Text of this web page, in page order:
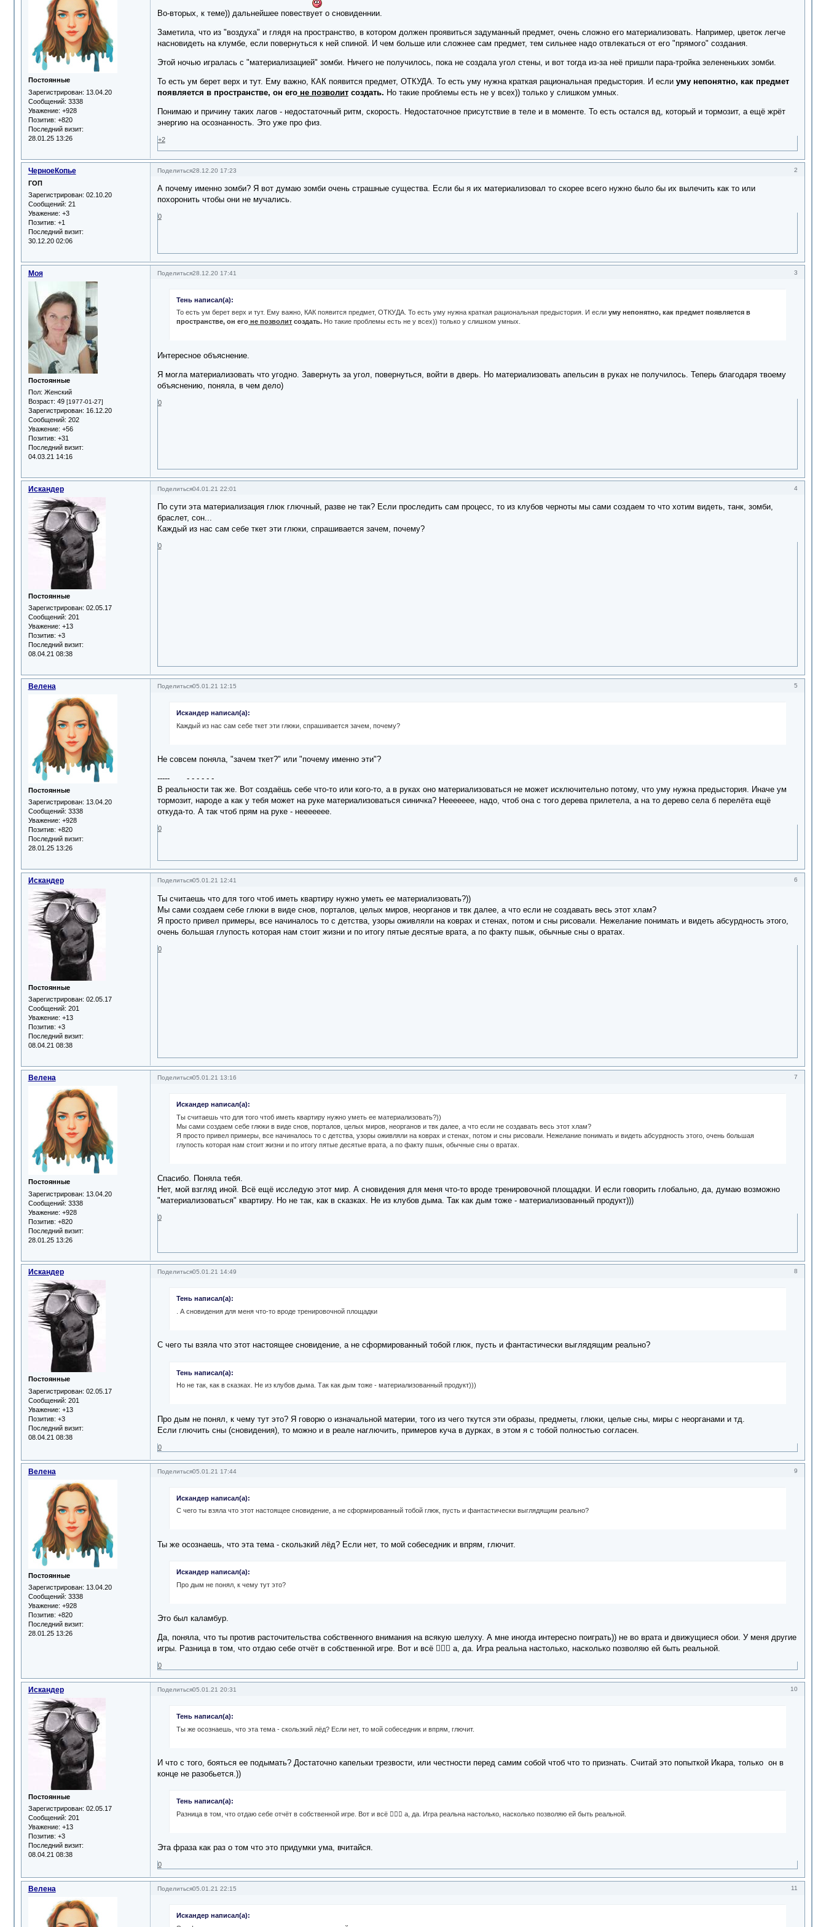
Постоянные
Зарегистрирован: 13.04.20
Сообщений: 3338
Уважение: +928
Позитив: +820
Последний визит:
28.01.25 13:26
Во-вторых, к теме)) дальнейшее повествует о сновиденнии.
Заметила, что из "воздуха" и глядя на пространство, в котором должен проявиться задуманный предмет, очень сложно его материализовать. Например, цветок легче
насновидеть на клумбе, если повернуться к ней спиной. И чем больше или сложнее сам предмет, тем сильнее надо отвлекаться от его "прямого" создания.
Этой ночью игралась с "материализацией" зомби. Ничего не получилось, пока не создала угол стены, и вот тогда из-за неё пришли пара-тройка зелененьких зомби.
То есть ум берет верх и тут. Ему важно, КАК появится предмет, ОТКУДА. То есть уму нужна краткая рациональная предыстория. И если уму непонятно, как предмет
появляется в пространстве, он егоне позволитсоздать. Но такие проблемы есть не у всех)) только у слишком умных.
Понимаю и причину таких лагов - недостаточный ритм, скорость. Недостаточное присутствие в теле и в моменте. То есть остался вд, который и тормозит, а ещё жрёт
энергию на осознанность. Это уже про физ.
+2
Поделиться 2
28.12.20 17:23
ЧерноеКопье
ГОП
Зарегистрирован: 02.10.20
Сообщений: 21
Уважение: +3
Позитив: +1
Последний визит:
30.12.20 02:06
А почему именно зомби? Я вот думаю зомби очень страшные существа. Если бы я их материализовал то скорее всего нужно было бы их вылечить как то или
похоронить чтобы они не мучались.
0
Поделиться 3
28.12.20 17:41
Моя
Постоянные
Пол: Женский
Возраст: 49 [1977-01-27]
Зарегистрирован: 16.12.20
Сообщений: 202
Уважение: +56
Позитив: +31
Последний визит:
04.03.21 14:16
Тень написал(а):
То есть ум берет верх и тут. Ему важно, КАК появится предмет, ОТКУДА. То есть уму нужна краткая рациональная предыстория. И еслиуму непонятно, как предмет появляется в
пространстве, он его не позволит создать. Но такие проблемы есть не у всех)) только у слишком умных.
Интересное объяснение.
Я могла материализовать что угодно. Завернуть за угол, повернуться, войти в дверь. Но материализовать апельсин в руках не получилось. Теперь благодаря твоему
объяснению, поняла, в чем дело)
0
Поделиться 4
04.01.21 22:01
Искандер
Постоянные
Зарегистрирован: 02.05.17
Сообщений: 201
Уважение: +13
Позитив: +3
Последний визит:
08.04.21 08:38
По сути эта материализация глюк глючный, разве не так? Если проследить сам процесс, то из клубов черноты мы сами создаем то что хотим видеть, танк, зомби,
браслет, сон...
Каждый из нас сам себе ткет эти глюки, спрашивается зачем, почему?
0
Поделиться 5
05.01.21 12:15
Велена
Постоянные
Зарегистрирован: 13.04.20
Сообщений: 3338
Уважение: +928
Позитив: +820
Последний визит:
28.01.25 13:26
Искандер написал(а):
Каждый из нас сам себе ткет эти глюки, спрашивается зачем, почему?
Не совсем поняла, "зачем ткет?" или "почему именно эти"?
----- - - - - - -
В реальности так же. Вот создаёшь себе что-то или кого-то, а в руках оно материализоваться не может исключительно потому, что уму нужна предыстория. Иначе ум
тормозит, народе а как у тебя может на руке материализоваться синичка? Неееееее, надо, чтоб она с того дерева прилетела, а на то дерево села б перелёта ещё
откуда-то. А так чтоб прям на руке - неееееее.
0
Поделиться 6
05.01.21 12:41
Искандер
Постоянные
Зарегистрирован: 02.05.17
Сообщений: 201
Уважение: +13
Позитив: +3
Последний визит:
08.04.21 08:38
Ты считаешь что для того чтоб иметь квартиру нужно уметь ее материализовать?))
Мы сами создаем себе глюки в виде снов, порталов, целых миров, неорганов и твк далее, а что если не создавать весь этот хлам?
Я просто привел примеры, все начиналось то с детства, узоры оживляли на коврах и стенах, потом и сны рисовали. Нежелание понимать и видеть абсурдность этого,
очень большая глупость которая нам стоит жизни и по итогу пятые десятые врата, а по факту пшык, обычные сны о вратах.
0
Поделиться 7
05.01.21 13:16
Велена
Постоянные
Зарегистрирован: 13.04.20
Сообщений: 3338
Уважение: +928
Позитив: +820
Последний визит:
28.01.25 13:26
Искандер написал(а):
Ты считаешь что для того чтоб иметь квартиру нужно уметь ее материализовать?))
Мы сами создаем себе глюки в виде снов, порталов, целых миров, неорганов и твк далее, а что если не создавать весь этот хлам?
Я просто привел примеры, все начиналось то с детства, узоры оживляли на коврах и стенах, потом и сны рисовали. Нежелание понимать и видеть абсурдность этого, очень большая
глупость которая нам стоит жизни и по итогу пятые десятые врата, а по факту пшык, обычные сны о вратах.
Спасибо. Поняла тебя.
Нет, мой взгляд иной. Всё ещё исследую этот мир. А сновидения для меня что-то вроде тренировочной площадки. И если говорить глобально, да, думаю возможно
"материализоваться" квартиру. Но не так, как в сказках. Не из клубов дыма. Так как дым тоже - материализованный продукт)))
0
Поделиться 8
05.01.21 14:49
Искандер
Постоянные
Зарегистрирован: 02.05.17
Сообщений: 201
Уважение: +13
Позитив: +3
Последний визит:
08.04.21 08:38
Тень написал(а):
. А сновидения для меня что-то вроде тренировочной площадки
С чего ты взяла что этот настоящее сновидение, а не сформированный тобой глюк, пусть и фантастически выглядящим реально?
Тень написал(а):
Но не так, как в сказках. Не из клубов дыма. Так как дым тоже - материализованный продукт)))
Про дым не понял, к чему тут это? Я говорю о изначальной материи, того из чего ткутся эти образы, предметы, глюки, целые сны, миры с неорганами и тд.
Если глючить сны (сновидения), то можно и в реале наглючить, примеров куча в дурках, в этом я с тобой полностью согласен.
0
Поделиться 9
05.01.21 17:44
Велена
Постоянные
Зарегистрирован: 13.04.20
Сообщений: 3338
Уважение: +928
Позитив: +820
Последний визит:
28.01.25 13:26
Искандер написал(а):
С чего ты взяла что этот настоящее сновидение, а не сформированный тобой глюк, пусть и фантастически выглядящим реально?
Ты же осознаешь, что эта тема - скользкий лёд? Если нет, то мой собеседник и впрям, глючит.
Искандер написал(а):
Про дым не понял, к чему тут это?
Это был каламбур.
Да, поняла, что ты против расточительства собственного внимания на всякую шелуху. А мне иногда интересно поиграть)) не во врата и движущиеся обои. У меня другие
игры. Разница в том, что отдаю себе отчёт в собственной игре. Вот и всё 🤷🏻‍♀️ а, да. Игра реальна настолько, насколько позволяю ей быть реальной.
0
Поделиться 10
05.01.21 20:31
Искандер
Постоянные
Зарегистрирован: 02.05.17
Сообщений: 201
Уважение: +13
Позитив: +3
Последний визит:
08.04.21 08:38
Тень написал(а):
Ты же осознаешь, что эта тема - скользкий лёд? Если нет, то мой собеседник и впрям, глючит.
И что с того, бояться ее подымать? Достаточно капельки трезвости, или честности перед самим собой чтоб что то признать. Считай это попыткой Икара, только он в
конце не разобьется.))
Тень написал(а):
Разница в том, что отдаю себе отчёт в собственной игре. Вот и всё 🤷🏻‍♀️ а, да. Игра реальна настолько, насколько позволяю ей быть реальной.
Эта фраза как раз о том что это придумки ума, вчитайся.
0
Поделиться 11
05.01.21 22:15
Велена
Искандер написал(а):